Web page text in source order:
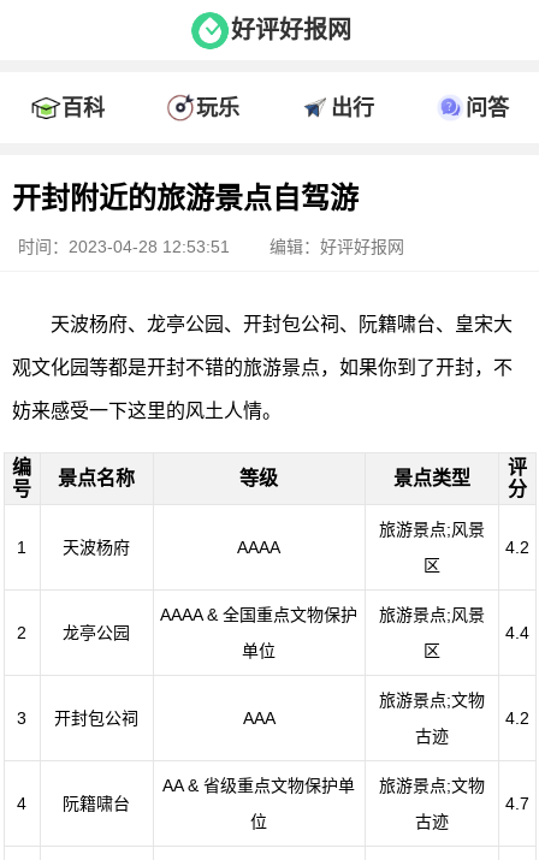
好评好报网
百科 玩乐 出行 问答
开封附近的旅游景点自驾游
时间：2023-04-28 12:53:51 编辑：好评好报网
天波杨府、龙亭公园、开封包公祠、阮籍啸台、皇宋大
观文化园等都是开封不错的旅游景点，如果你到了开封，不
妨来感受一下这里的风土人情。
编
号
景点名称 等级 景点类型
评
分
1 天波杨府 AAAA
旅游景点;风景
区
4.2
2 龙亭公园
AAAA & 全国重点文物保护
单位
旅游景点;风景
区
4.4
3 开封包公祠 AAA
旅游景点;文物
古迹
4.2
4 阮籍啸台
AA & 省级重点文物保护单
位
旅游景点;文物
古迹
4.7